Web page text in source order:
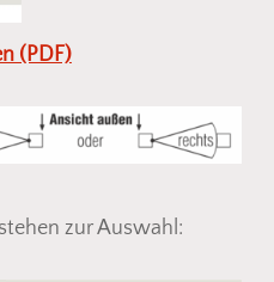
(PDF)
zur Auswahl: